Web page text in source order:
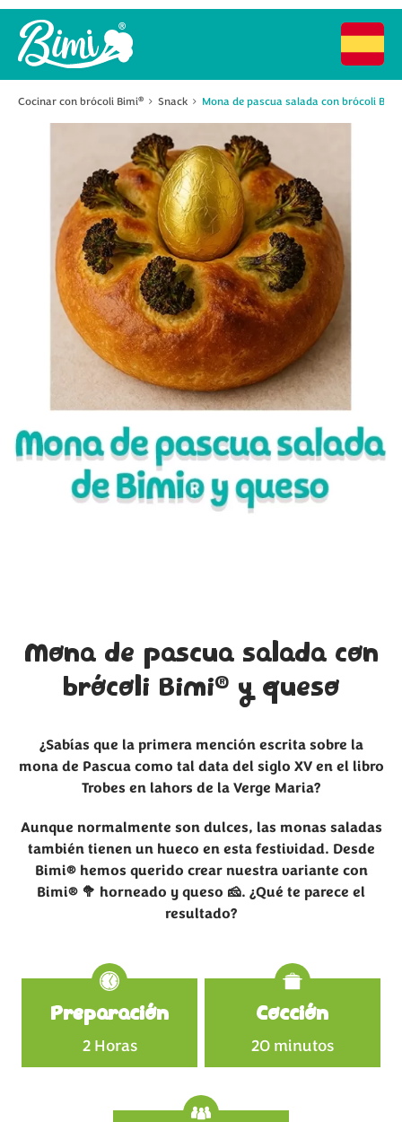
Cocinar con brócoli Bimi® Snack Mona de pascua salada con brócoli Bimi
Mona de pascua salada con
brócoli Bimi® y queso
¿Sabías que la primera mención escrita sobre la
mona de Pascua como tal data del siglo XV en el libro
Trobes en lahors de la Verge Maria?
Aunque normalmente son dulces, las monas saladas
también tienen un hueco en esta festividad. Desde
Bimi® hemos querido crear nuestra variante con
Bimi® 🥦 horneado y queso 🧀. ¿Qué te parece el
resultado?
Specifications
Preparación
2 Horas
Cocción
20 minutos